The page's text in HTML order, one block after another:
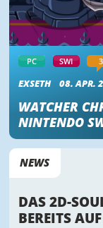
PC SWI 3
EXSETH 08. APR.
WATCHER
NINTENDO
NEWS
DAS 2D-
BEREITS